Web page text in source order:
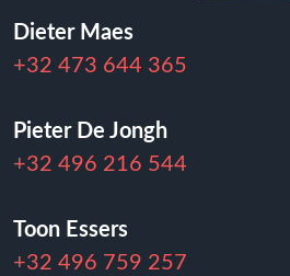
Dieter Maes
+32 473 644 365
Pieter De Jongh
+32 496 216 544
Toon Essers
+32 496 759 257